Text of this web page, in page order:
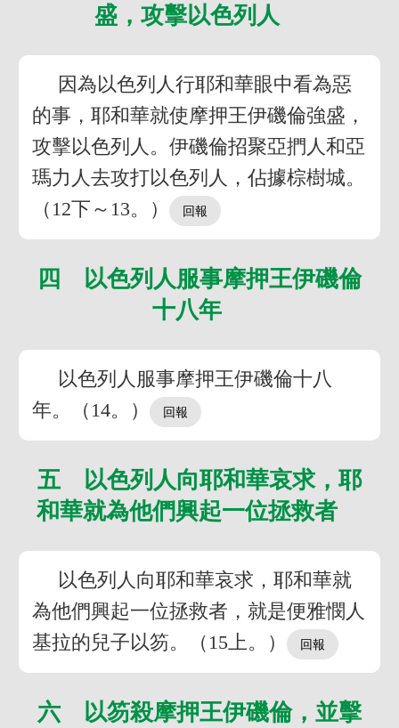
盛，攻擊以色列人
因為以色列人行耶和華眼中看為惡
的事，耶和華就使摩押王伊磯倫強盛，
攻擊以色列人。伊磯倫招聚亞捫人和亞
瑪力人去攻打以色列人，佔據棕樹城。
（12下～13。）
四 以色列人服事摩押王伊磯倫
十八年
以色列人服事摩押王伊磯倫十八
年。（14。）
五 以色列人向耶和華哀求，耶
和華就為他們興起一位拯救者
以色列人向耶和華哀求，耶和華就
為他們興起一位拯救者，就是便雅憫人
基拉的兒子以笏。（15上。）
六 以笏殺摩押王伊磯倫，並擊